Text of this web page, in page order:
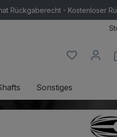
Rückgaberecht - Kostenloser
Sonstiges